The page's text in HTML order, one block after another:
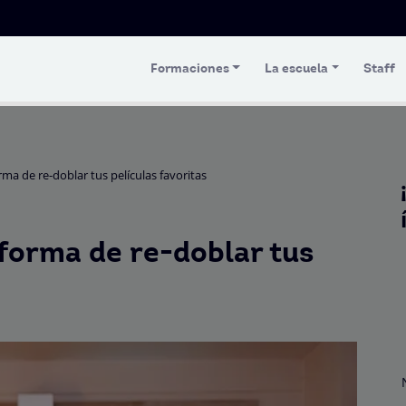
Formaciones La escuela Staff
de re-doblar tus películas favoritas
de re-doblar tus